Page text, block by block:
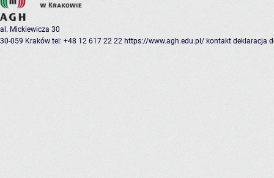
al. Mickiewicza 30
30-059 Kraków tel: +48 12 617 22 22 https://www.agh.edu.pl/ kontakt deklaracja